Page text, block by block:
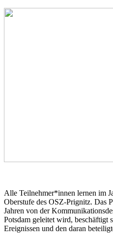
Alle Teilnehmer*innen lernen im
Oberstufe des OSZ-Prignitz. Das
Jahren von der
Potsdam geleitet wird, beschäftigt
Ereignissen und den daran